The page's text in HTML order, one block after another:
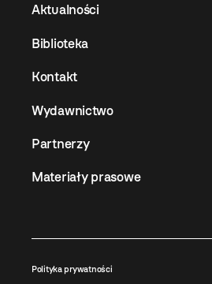
Aktualności
Biblioteka
Kontakt
Wydawnictwo
Partnerzy
Materiały prasowe
Polityka prywatności